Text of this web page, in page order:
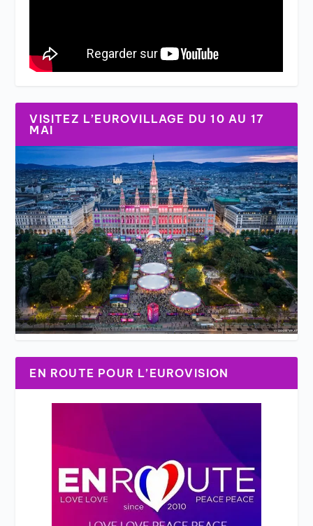
VISITEZ L’EUROVILLAGE DU 10 AU 17
MAI
EN ROUTE POUR L’EUROVISION